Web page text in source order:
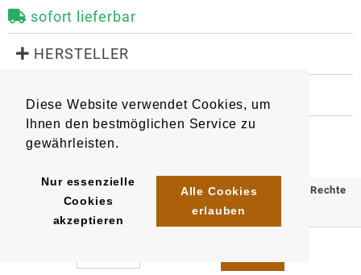
Diese Website verwendet Cookies, um
Ihnen den bestmöglichen Service zu
gewährleisten.
Nur essenzielle
Cookies
akzeptieren
Alle Cookies
erlauben
sofort lieferbar
HERSTELLER
Ducal Blue Original 155g Ds. 29,95
€
Hersteller
Heintz van Landewyck GmbH
54294 Trier
info@landewyck.de
https://landewyck.com/de/
Artikel 6766 EAN/ Gebinde1
4024810032149
EAN/Umkarton24:
© 2025 Klömpkes Heinrich Inh. Marion Winkels e.K. Alle Rechte
vorbehalten.